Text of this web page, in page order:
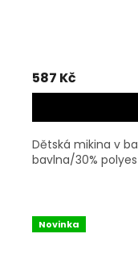
587 Kč
Dětská mikina v
bavlna/30%
Novinka